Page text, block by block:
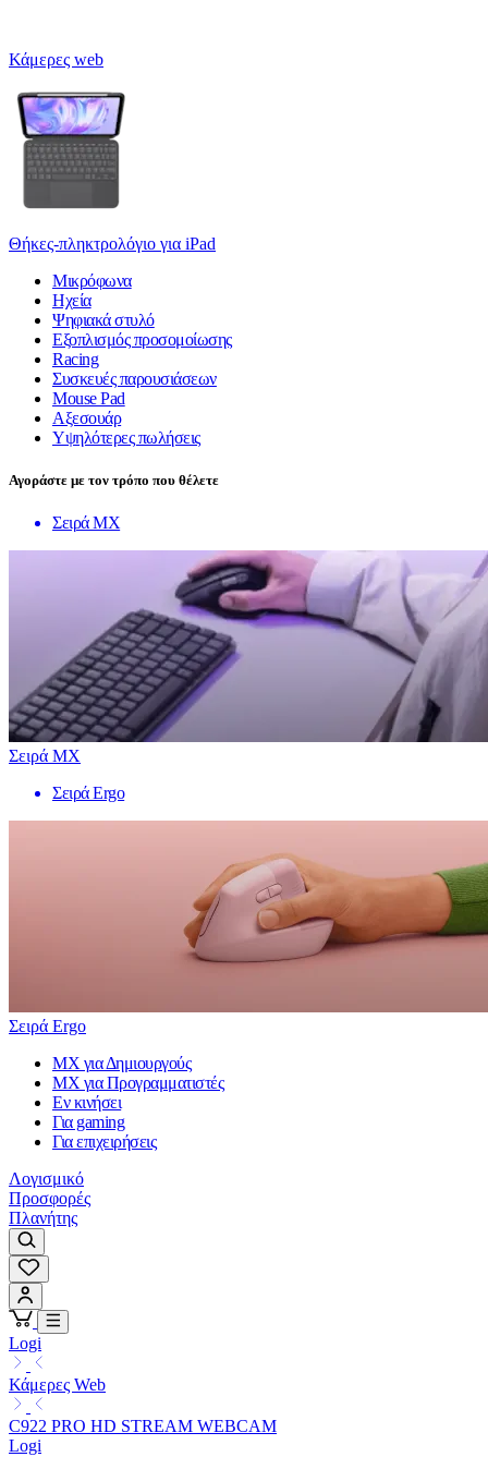
Κάμερες web
Θήκες-πληκτρολόγιο για iPad
Μικρόφωνα
Ηχεία
Ψηφιακά στυλό
Εξοπλισμός προσομοίωσης
Racing
Συσκευές παρουσιάσεων
Mouse Pad
Αξεσουάρ
Υψηλότερες πωλήσεις
Αγοράστε με τον τρόπο που θέλετε
Σειρά MX
Σειρά MX
Σειρά Ergo
Σειρά Ergo
MX για Δημιουργούς
MX για Προγραμματιστές
Εν κινήσει
Για gaming
Για επιχειρήσεις
Λογισμικό
Προσφορές
Πλανήτης
Logi
Κάμερες Web
C922 PRO HD STREAM WEBCAM
Logi